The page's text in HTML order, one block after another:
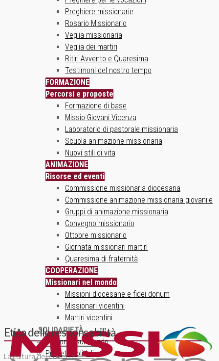
Preghiere missionarie
Rosario Missionario
Veglia missionaria
Veglia dei martiri
Ritiri Avvento e Quaresima
Testimoni del nostro tempo
FORMAZIONE
Percorsi e proposte
Formazione di base
Missio Giovani Vicenza
Laboratorio di pastorale missionaria
Scuola animazione missionaria
Nuovi stili di vita
ANIMAZIONE
Risorse ed eventi
Commissione missionaria diocesana
Commissione animazione missionaria giovanile
Gruppi di animazione missionaria
Convegno missionario
Ottobre missionario
Giornata missionari martiri
Quaresima di fraternità
COOPERAZIONE
Missionari nel mondo
Missioni diocesane e fidei donum
Missionari vicentini
Martiri vicentini
SOLIDARIETÀ
Un ponte sul mondo
Progetti solidali
Etica delle responsabilità
La cultura dei doveri e